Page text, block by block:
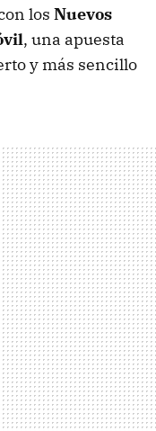
los Nuevos
, una apuesta
y más sencillo